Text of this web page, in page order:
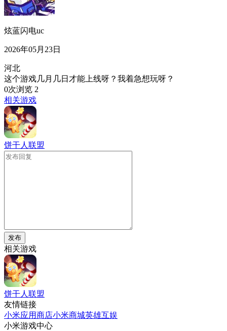
炫蓝闪电uc
2026年05月23日
河北
这个游戏几月几日才能上线呀？我着急想玩呀？
0次浏览 2
相关游戏
饼干人联盟
发布
相关游戏
饼干人联盟
友情链接
小米应用商店小米商城英雄互娱
小米游戏中心